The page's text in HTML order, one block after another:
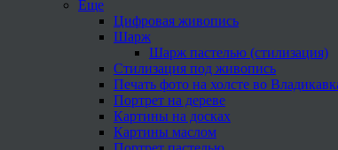
Еще
Цифровая живопись
Шарж
Шарж пастелью (стилизация)
Стилизация под живопись
Печать фото на холсте во
Портрет на дереве
Картины на досках
Картины маслом